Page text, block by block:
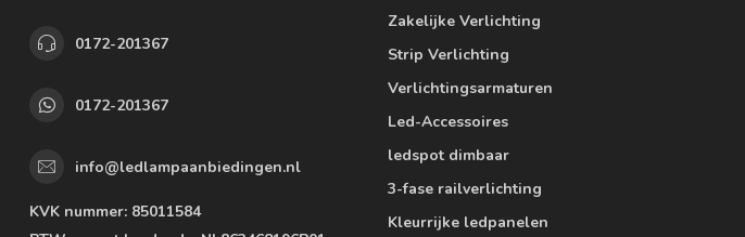
0172-201367
0172-201367
info@ledlampaanbiedingen.nl
KVK nummer: 85011584
Zakelijke Verlichting
Strip Verlichting
Verlichtingsarmaturen
Led-Accessoires
ledspot dimbaar
3-fase railverlichting
Kleurrijke ledpanelen